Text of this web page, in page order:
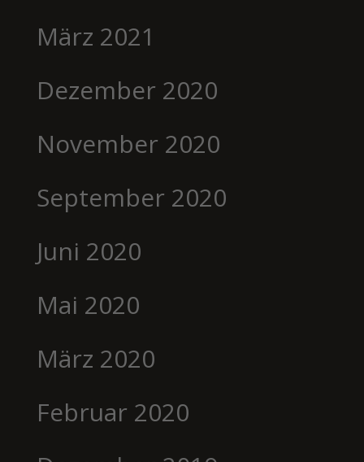
März 2021
Dezember 2020
November 2020
September 2020
Juni 2020
Mai 2020
März 2020
Februar 2020